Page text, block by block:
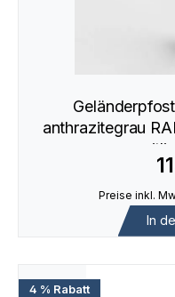
anthrazitegrau
Preise inkl.
In
4 % Rabatt